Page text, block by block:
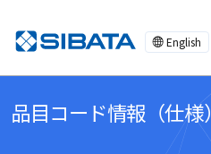
English
品目コード情報（仕様）